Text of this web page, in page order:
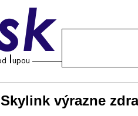
Skylink výrazne